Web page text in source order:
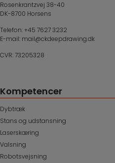
Rosenkrantzvej 38-40
DK-8700 Horsens
Telefon:+45 7627 3232
E-mail: mail@ckdeepdrawing.dk
CVR: 73205328
Kompetencer
Dybtræk
Stans og udstansning
Laserskæring
Valsning
Robotsvejsning